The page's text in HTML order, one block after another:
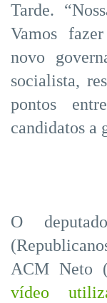
Tarde.
Vamos
novo
socialista,
pontos
candidatos a
O
ACM Neto
vídeo